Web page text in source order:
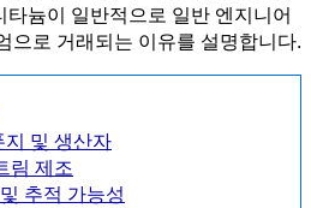
늄이 일반적으로 일반 엔지니어
으로 거래되는 이유를 설명합니다.
지 및 생산자
림 제조
추적 가능성